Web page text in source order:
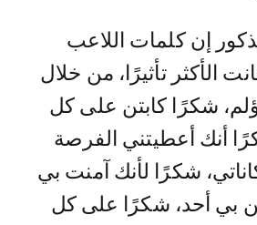
إن كلمات اللاعب
الأكثر تأثيرًا، من خلال
شكرًا كابتن على كل
أنك أعطيتني الفرصة
شكرًا لأنك آمنت بي
بي أحد، شكرًا على كل